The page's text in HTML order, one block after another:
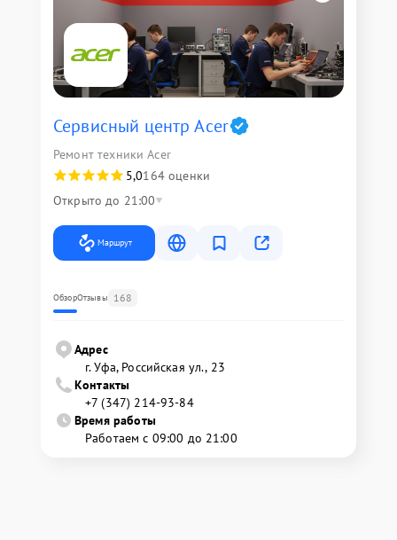
Сервисный центр Acer
Ремонт техники Acer
5,0164 оценки
Открыто до 21:00
Маршрут
ОбзорОтзывы 168
Адрес
г. Уфа, Российская ул., 23
Контакты
+7 (347) 214-93-84
Время работы
Работаем с 09:00 до 21:00